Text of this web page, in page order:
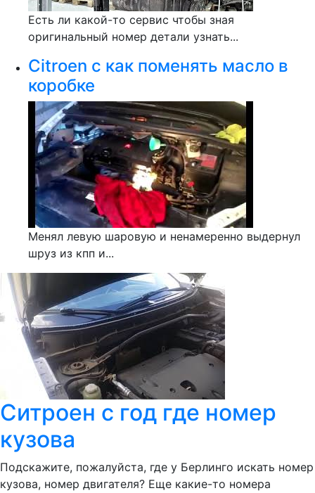
Есть ли какой-то сервис чтобы зная
оригинальный номер детали узнать...
Citroen c как поменять масло в
коробке
Менял левую шаровую и ненамеренно выдернул
шруз из кпп и...
Ситроен с год где номер
кузова
Подскажите, пожалуйста, где у Берлинго искать номер
кузова, номер двигателя? Еще какие-то номера